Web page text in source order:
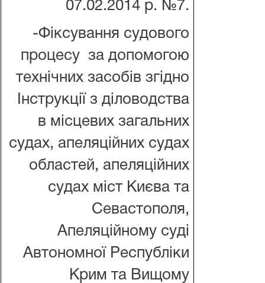
07.02.2014 р. №7.
-Фіксування судового
процесу за допомогою
технічних засобів згідно
Інструкції з діловодства
в місцевих загальних
судах, апеляційних судах
областей, апеляційних
судах міст Києва та
Севастополя,
Апеляційному суді
Автономної Республіки
Крим та Вищому